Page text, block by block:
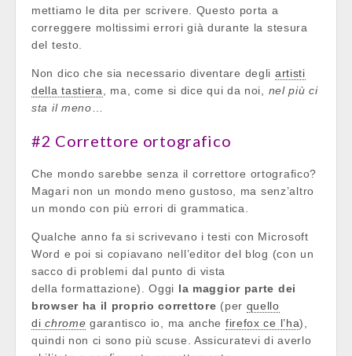
mettiamo le dita per scrivere. Questo porta a
correggere moltissimi errori già durante la stesura
del testo.
Non dico che sia necessario diventare degli artisti
della tastiera
, ma, come si dice qui da noi, nel più ci
sta il meno
#2 Correttore ortografico
Che mondo sarebbe senza il correttore ortografico?
Magari non un mondo meno gustoso, ma senz’altro
un mondo con più errori di grammatica.
Qualche anno fa si scrivevano i testi con Microsoft
Word e poi si copiavano nell’editor del blog (con un
sacco di problemi dal punto di vista
della formattazione). Oggi la maggior parte dei
browser ha il proprio correttore (per quello
dichrome garantisco io, ma anche firefox ce l’ha),
quindi non ci sono più scuse. Assicuratevi di averlo